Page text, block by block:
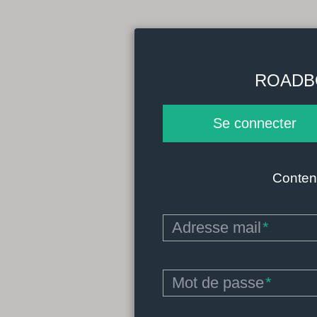
Se connecter
Adresse mail*
Mot de passe*